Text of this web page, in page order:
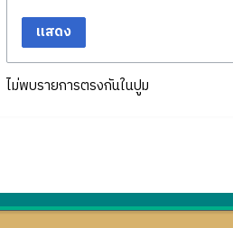
แสดง
ไม่พบรายการตรงกันในปูม